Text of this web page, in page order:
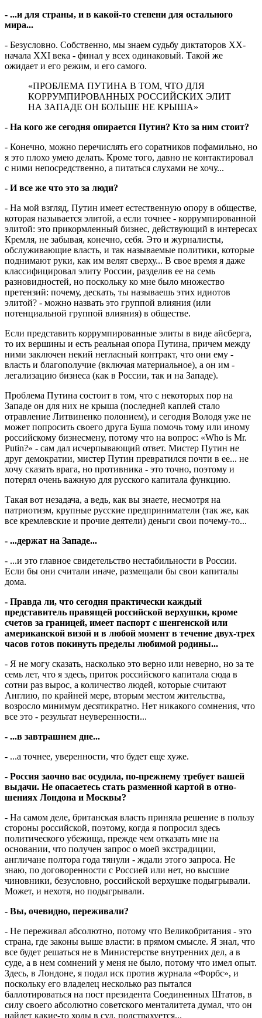
- ...и для страны, и в какой-то степени для остального
мира...
- Безусловно. Собственно, мы знаем судьбу диктаторов ХХ-
начала ХХI века - финал у всех одинаковый. Такой же
ожидает и его режим, и его самого.
«ПРОБЛЕМА ПУТИНА В ТОМ, ЧТО ДЛЯ
КОРРУМПИРОВАННЫХ РОССИЙСКИХ ЭЛИТ
НА ЗАПАДЕ ОН БОЛЬШЕ НЕ КРЫША»
- На кого же сегодня опирается Путин? Кто за ним стоит?
- Конечно, можно перечислять его соратников пофамильно, но
я это плохо умею делать. Кроме того, давно не контактировал
с ними непосредственно, а питаться слухами не хочу...
- И все же что это за люди?
- На мой взгляд, Путин имеет естественную опору в обществе,
которая называется элитой, а если точнее - коррумпированной
элитой: это прикормленный бизнес, действующий в интересах
Кремля, не забывая, конечно, себя. Это и журналисты,
обслуживающие власть, и так называемые политики, которые
поднимают руки, как им велят сверху... В свое время я даже
классифицировал элиту России, разделив ее на семь
разновидностей, но поскольку ко мне было множество
претензий: почему, дескать, ты называешь этих идиотов
элитой? - можно назвать это группой влияния (или
потенциальной группой влияния) в обществе.
Если представить коррумпированные элиты в виде айсберга,
то их вершины и есть реальная опора Путина, причем между
ними заключен некий негласный контракт, что они ему -
власть и благополучие (включая материальное), а он им -
легализацию бизнеса (как в России, так и на Западе).
Проблема Путина состоит в том, что с некоторых пор на
Западе он для них не крыша (последней каплей стало
отравление Литвиненко полонием), и сегодня Володя уже не
может попросить своего друга Буша помочь тому или иному
российскому бизнесмену, потому что на вопрос: «Who is Mr.
Putin?» - сам дал исчерпывающий ответ. Мистер Путин не
друг демократии, мистер Путин превратился почти в ее... не
хочу сказать врага, но противника - это точно, поэтому и
потерял очень важную для русского капитала функцию.
Такая вот незадача, а ведь, как вы знаете, несмотря на
патриотизм, крупные русские предприниматели (так же, как
все кремлевские и прочие деятели) деньги свои почему-то...
- ...держат на Западе...
- ...и это главное свидетельство нестабильности в России.
Если бы они считали иначе, размещали бы свои капиталы
дома.
- Правда ли, что сегодня практически каждый
представитель правящей российской верхушки, кроме
счетов за границей, имеет паспорт с шенгенской или
американской визой и в любой момент в течение двух-трех
часов готов покинуть пределы любимой родины...
- Я не могу сказать, насколько это верно или неверно, но за те
семь лет, что я здесь, приток российского капитала сюда в
сотни раз вырос, а количество людей, которые считают
Англию, по крайней мере, вторым местом жительства,
возросло минимум десятикратно. Нет никакого сомнения, что
все это - результат неуверенности...
- ...в завтрашнем дне...
- ...а точнее, уверенности, что будет еще хуже.
- Россия заочно вас осудила, по-преж­нему требует вашей
выдачи. Не опа­саетесь стать размен­ной картой в отно­
шениях Лондона и Мос­квы?
- На самом деле, британская власть приняла решение в пользу
стороны российской, поэтому, когда я попросил здесь
политического убежища, прежде чем отказать мне на
основании, что получен запрос о моей экстрадиции,
англичане полтора года тянули - ждали этого запроса. Не
знаю, по договоренности с Россией или нет, но высшие
чиновники, безусловно, российской верхушке подыгрывали.
Может, и нехотя, но подыгрывали.
- Вы, очевидно, переживали?
- Не переживал абсолютно, потому что Великобритания - это
страна, где законы выше власти: в прямом смысле. Я знал, что
все будет решаться не в Министерстве внутренних дел, а в
суде, а в нем сомнений у меня не было, потому что имел опыт.
Здесь, в Лондоне, я подал иск против журнала «Форбс», и
поскольку его владелец несколько раз пытался
баллотироваться на пост президента Соединенных Штатов, в
силу своего абсолютно советского менталитета думал, что он
найдет какие-то ходы в суд, подстрахуется...